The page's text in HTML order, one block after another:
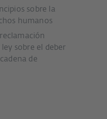
sobre la
humanos
sobre el deber
de